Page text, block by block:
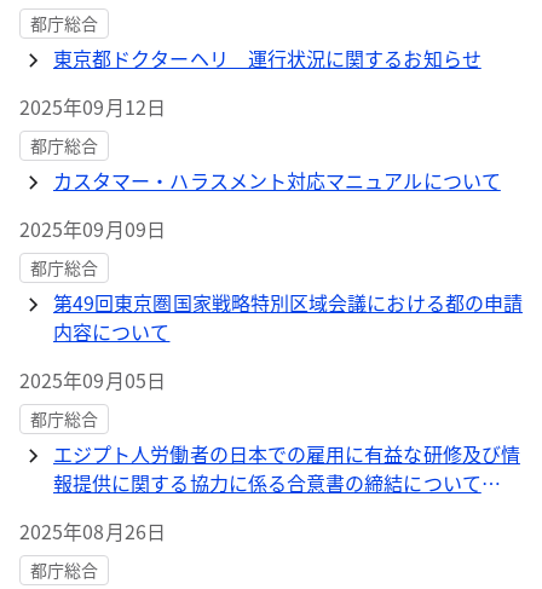
都庁総合
東京都ドクターヘリ 運行状況に関するお知らせ
2025年09月12日
都庁総合
カスタマー・ハラスメント対応マニュアルについて
2025年09月09日
都庁総合
第49回東京圏国家戦略特別区域会議における都の申請
内容について
2025年09月05日
都庁総合
エジプト人労働者の日本での雇用に有益な研修及び情
報提供に関する協力に係る合意書の締結について
2025年08月26日
都庁総合